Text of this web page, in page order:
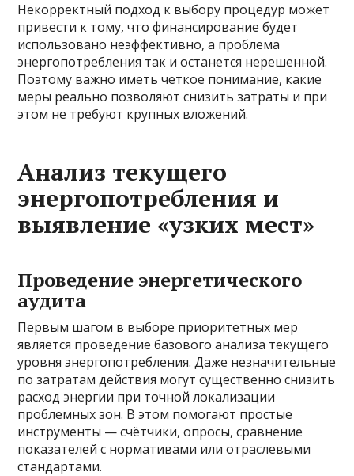
Некорректный подход к выбору процедур может
привести к тому, что финансирование будет
использовано неэффективно, а проблема
энергопотребления так и останется нерешенной.
Поэтому важно иметь четкое понимание, какие
меры реально позволяют снизить затраты и при
этом не требуют крупных вложений.
Анализ текущего
энергопотребления и
выявление «узких мест»
Проведение энергетического
аудита
Первым шагом в выборе приоритетных мер
является проведение базового анализа текущего
уровня энергопотребления. Даже незначительные
по затратам действия могут существенно снизить
расход энергии при точной локализации
проблемных зон. В этом помогают простые
инструменты — счётчики, опросы, сравнение
показателей с нормативами или отраслевыми
стандартами.